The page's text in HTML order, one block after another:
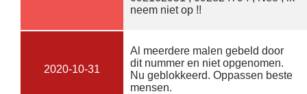
neem niet op !!
2020-10-31
Al meerdere malen gebeld door
dit nummer en niet opgenomen.
Nu geblokkeerd. Oppassen beste
mensen.